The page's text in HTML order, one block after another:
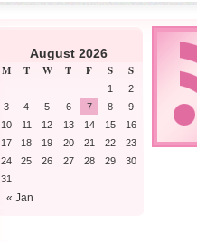
August 2026
M
T W T F S S
« Jan
1
2
3
4 5 6 7 8
9
10
11 12 13 14 15
16
17
18 19 20 21 22
23
24
25 26 27 28 29
30
31